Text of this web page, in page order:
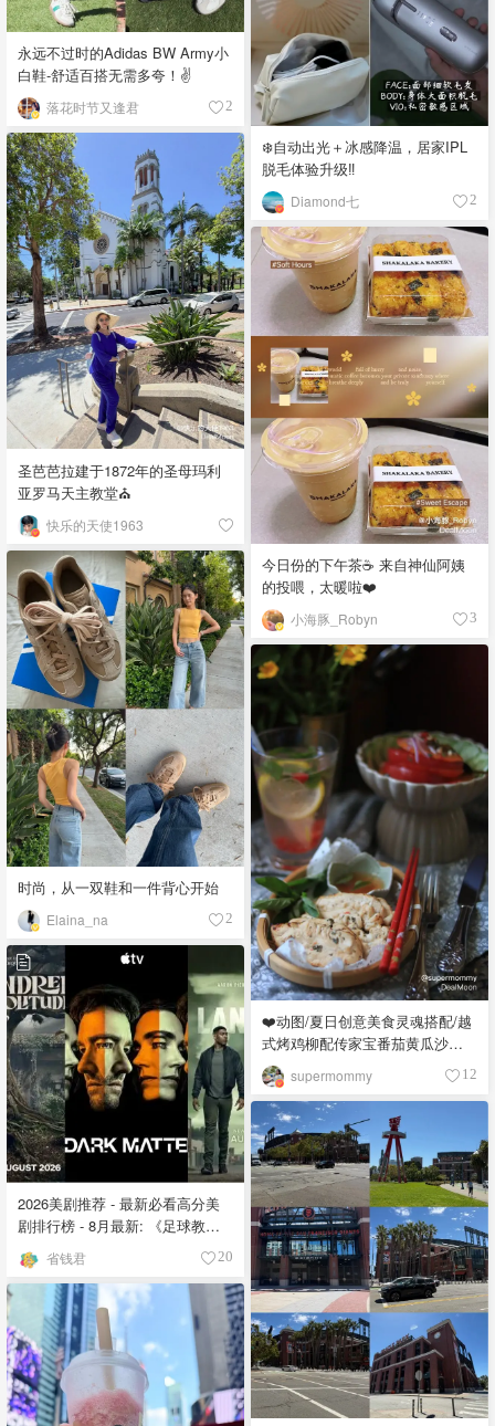
永远不过时的Adidas BW Army小
白鞋-舒适百搭无需多夸！✌️
落花时节又逢君 2
❄️自动出光＋冰感降温，居家IPL
脱毛体验升级‼️
Diamond七 2
圣芭芭拉建于1872年的圣母玛利
亚罗马天主教堂⛪️
快乐的天使1963
今日份的下午茶☕️ 来自神仙阿姨
的投喂，太暖啦❤️
小海豚_Robyn 3
时尚，从一双鞋和一件背心开始
Elaina_na 2
❤️动图/夏日创意美食灵魂搭配/越
式烤鸡柳配传家宝番茄黄瓜沙拉
😍
supermommy 12
2026美剧推荐 - 最新必看高分美
剧排行榜 - 8月最新: 《​​足球教练
》第四季回归！
省钱君 20